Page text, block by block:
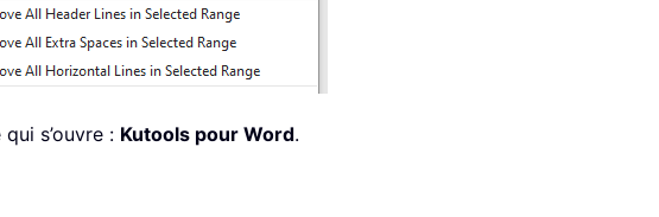
s’ouvre : Kutools pour Word.